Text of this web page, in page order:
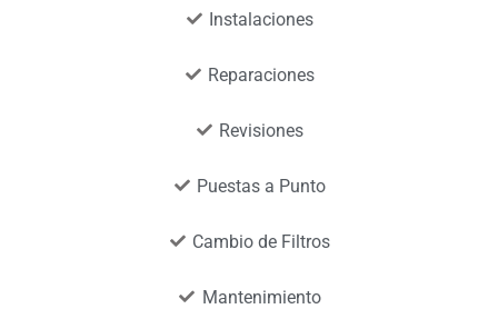
Instalaciones
Reparaciones
Revisiones
Puestas a Punto
Cambio de Filtros
Mantenimiento